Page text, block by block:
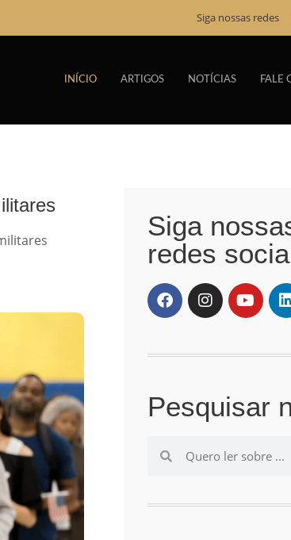
Siga nossas redes
INÍCIO ARTIGOS NOTÍCIAS FALE
Siga
redes
Pesquisar